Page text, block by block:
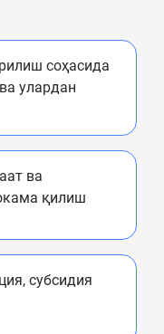
соҳасида
улардан
ва
қилиш
субсидия